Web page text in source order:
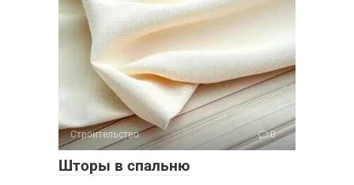
Строительство 0
Шторы в спальню